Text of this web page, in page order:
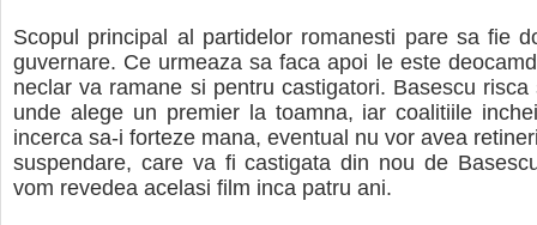
Scopul principal al partidelor romanesti pare sa fie
guvernare. Ce urmeaza sa faca apoi le este
neclar va ramane si pentru castigatori. Basescu
unde alege un premier la toamna, iar coalitiile
incerca sa-i forteze mana, eventual nu vor avea
suspendare, care va fi castigata din nou de
vom revedea acelasi film inca patru ani.